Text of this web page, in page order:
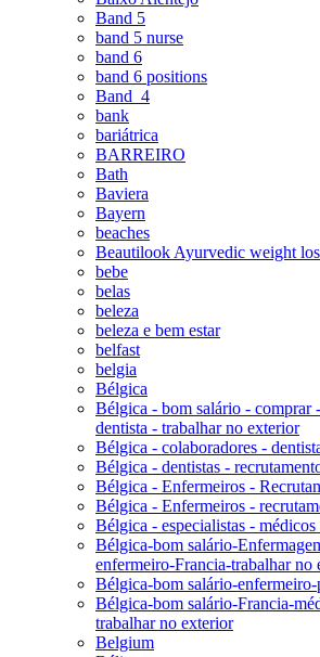
Band 5
band 5 nurse
band 6
band 6 positions
Band_4
bank
bariátrica
BARREIRO
Bath
Baviera
Bayern
beaches
Beautilook Ayurvedic weight
bebe
belas
beleza
beleza e bem estar
belfast
belgia
Bélgica
Bélgica - bom salário - comprar
dentista - trabalhar no exterior
Bélgica - colaboradores -
Bélgica - dentistas -
Bélgica - Enfermeiros -
Bélgica - Enfermeiros -
Bélgica - especialistas -
Bélgica-bom salário-
enfermeiro-Francia-trabalhar no
Bélgica-bom salário-enfermeiro-
Bélgica-bom salário-Francia-
trabalhar no exterior
Belgium